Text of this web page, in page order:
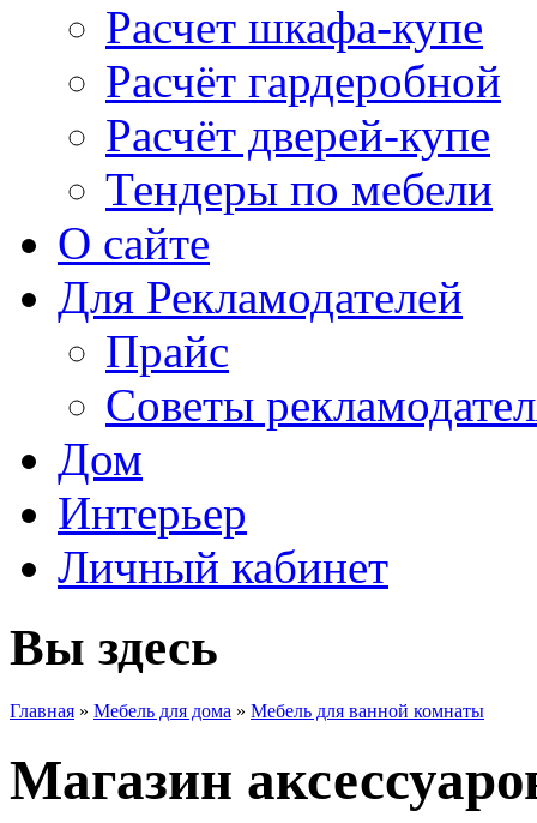
Расчет шкафа-купе
Расчёт гардеробной
Расчёт дверей-купе
Тендеры по мебели
О сайте
Для Рекламодателей
Прайс
Советы
Дом
Интерьер
Личный кабинет
Вы здесь
Главная » Мебель для дома » Мебель для ванной комнаты
Магазин